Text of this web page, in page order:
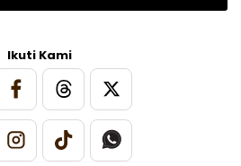
Ikuti Kami